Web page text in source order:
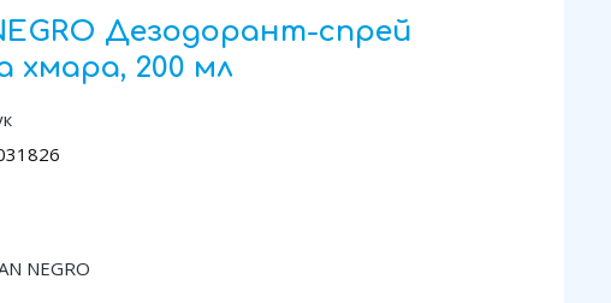
Дезодорант-спрей
хмара, 200 мл
NEGRO